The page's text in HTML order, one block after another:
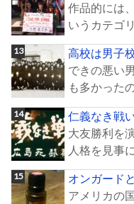
作品的には
いうカテゴ
高校は男子
できの悪い
も多かった
仁義なき戦
大友勝利を
人格を見事
オンガード
アメリカの